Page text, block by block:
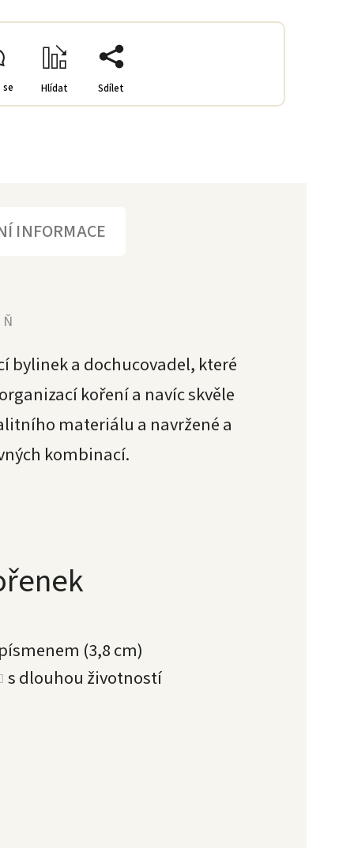
Hlídat Sdílet
INFORMACE
bylinek a dochucovadel, které
koření a navíc skvěle
materiálu a navržené a
kombinací.
(3,8 cm)
s dlouhou životností